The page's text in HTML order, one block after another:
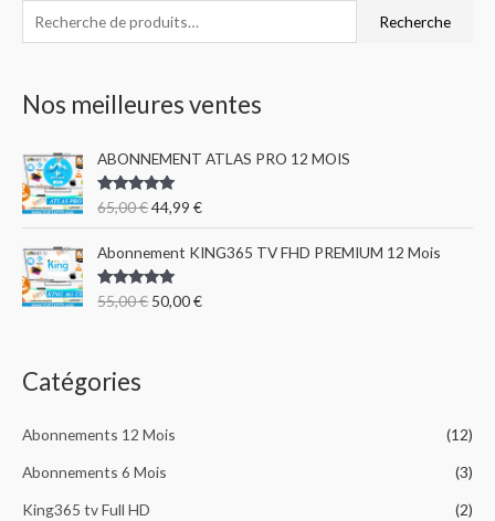
e
h
r
c
e
p
o
r
:
Recherche
Nos meilleures ventes
ABONNEMENT ATLAS PRO 12 MOIS
Note5.00
sur 5
65,00€44,99€
Abonnement KING365 TV FHD PREMIUM 12 Mois
Note5.00
sur 5
55,00€ 50,00€
Catégories
Abonnements 12 Mois (12)
Abonnements 6 Mois (3)
King365 tv Full HD (2)